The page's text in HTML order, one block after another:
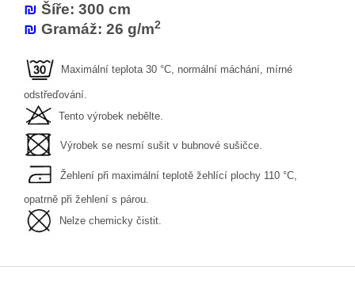
₪ Šíře: 300 cm
₪ Gramáž: 26 g/m2
Maximální teplota 30 °C, normální máchání, mírné
odstřeďování.
Tento výrobek nebělte.
Výrobek se nesmí sušit v bubnové sušičce.
Žehlení při maximální teplotě žehlící plochy 110 °C,
opatrně při žehlení s párou.
Nelze chemicky čistit.
Z